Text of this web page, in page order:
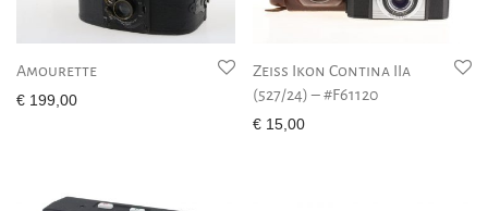
Amourette
€ 199,00
Zeiss Ikon Contina IIa
(527/24) – #F61120
€ 15,00